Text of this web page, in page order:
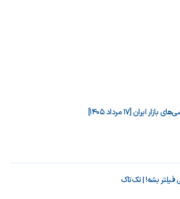
[17 مرداد 1405]
بشه! | تک‌تاک